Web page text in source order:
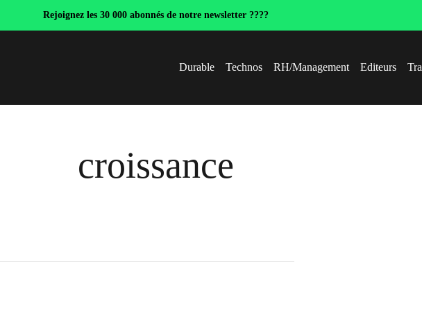
Rejoignez les 30 000 abonnés de notre newsletter ????
Durable Technos RH/Management Editeurs
croissance